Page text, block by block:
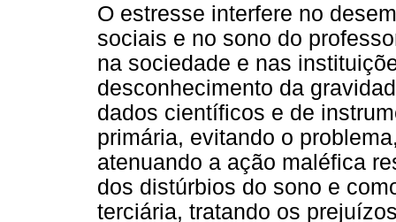
O estresse interfere no
sociais e no sono do
na sociedade e nas
desconhecimento da
dados científicos e de
primária, evitando o
atenuando a ação maléfica
dos distúrbios do sono e
terciária, tratando os